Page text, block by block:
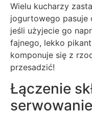
Wielu kucharzy
jogurtowego pasuje
jeśli użyjecie go
fajnego, lekko
komponuje się z
przesadzić!
Łączenie